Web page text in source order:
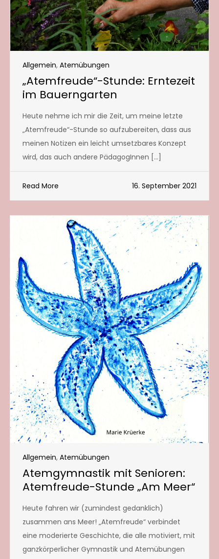
Allgemein, Atemübungen
„Atemfreude“-Stunde: Erntezeit
im Bauerngarten
Heute nehme ich mir die Zeit, um meine letzte
„Atemfreude“-Stunde so aufzubereiten, dass aus
meinen Notizen ein leicht umsetzbares Konzept
wird, das auch andere PädagogInnen […]
Read More 16. September 2021
Allgemein, Atemübungen
Atemgymnastik mit Senioren:
Atemfreude-Stunde „Am Meer“
Heute fahren wir (zumindest gedanklich)
zusammen ans Meer! „Atemfreude“ verbindet
eine moderierte Geschichte, die alle motiviert, mit
ganzkörperlicher Gymnastik und Atemübungen